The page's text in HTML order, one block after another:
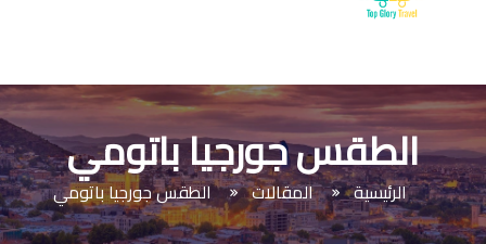
الطقس جورجيا باتومي
الرئيسية المقالات الطقس جورجيا باتومي